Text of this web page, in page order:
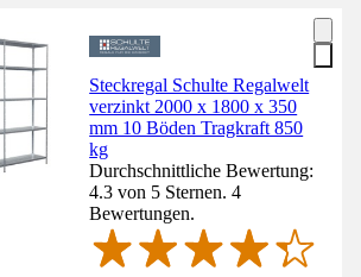
Steckregal Schulte Regalwelt
verzinkt 2000 x 1800 x 350
mm 10 Böden Tragkraft 850
kg
Durchschnittliche Bewertung:
4.3 von 5 Sternen. 4
Bewertungen.